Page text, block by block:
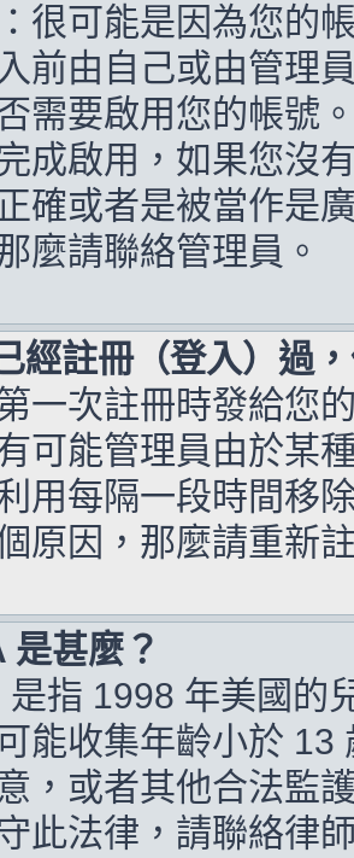
很可能是因為您的
前由自己或由管理
需要啟用您的帳號
成啟用，如果您沒
確或者是被當作是
麼請聯絡管理員。
經註冊（登入）過
一次註冊時發給您
可能管理員由於某
用每隔一段時間移
原因，那麼請重新
是甚麼？
是指 1998 年美國的
能收集年齡小於 13
，或者其他合法監
此法律，請聯絡律